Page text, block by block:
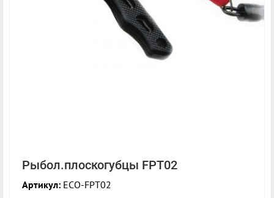
Рыбол.плоскогубцы FPT02
Артикул: ECO-FPT02